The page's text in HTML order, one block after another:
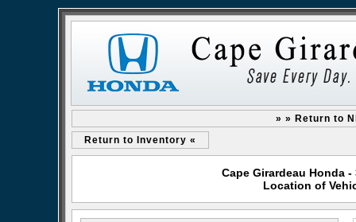
» » Return to
Return to Inventory «
Cape Girardeau Honda -
Location of